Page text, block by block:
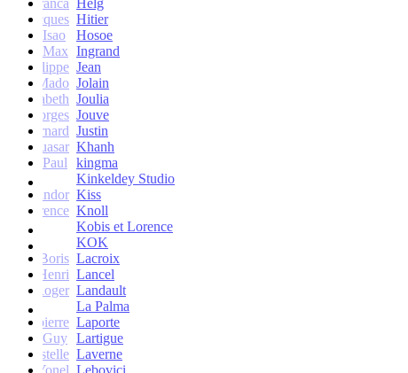
Franca Helg
Jacques Hitier
Isao
Hosoe
Max Ingrand
Philippe Jean
Mado Jolain
Elisabeth Joulia
Georges Jouve
Bernard Justin
Quasar Khanh
Paul
kingma
Kinkeldey Studio
Sandor Kiss
Florence Knoll
Kobis et Lorence
KOK
Jean-Boris Lacroix
Henri Lancel
Roger Landault
La Palma
Jean-pierre Laporte
Guy Lartigue
et Estelle Laverne
Yonel Lebovici